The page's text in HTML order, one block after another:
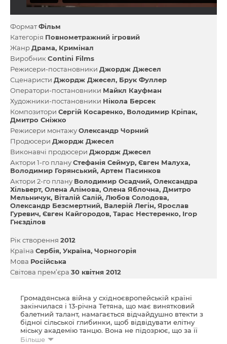
ФорматФільм
Категорія Повнометражний ігровий
ЖанрДрама Кримінал
Виробник Contini Films
Режисери-постановники Джордж Джесел
Сценаристи Джордж Джесел Брук Фуллер
Оператори-постановники Майкл Кауфман
Художники-постановники Нікола Берсек
Композитори Сергій Косаренко Володимир Кріпак
Дмитро Сніжко
Режисери монтажуОлександр Чорний
Продюсери Джордж Джесел
Виконавчі продюсери Джордж Джесел
Актори 1-го плануСтефанія Сеймур Євген Малуха
Володимир Горянський Артем Пасинков
Актори 2-го плану Володимир Осадчий Олександра
Хільверт Олена Алімова Олена Яблочна Дмитро
Мельничук Віталій Салій Любов Солодова
Олександр Безсмертний Валерій Легін Ярослав
Гуревич Євген Кайгородов Тарас Нестеренко Ігор
Гнєзділов
Рік створення 2012
Країна Сербія Україна Чорногорія
Мова Російська
Світова прем’єра 30 квітня 2012
Громадянська війна у східноєвропейській країні
закінчилася і 13-річна Тетяна, що має винятковий
балетний талант, намагається відчайдушно втекти з
бідної сільської глибинки, щоб відвідувати елітну
міську академію танцю. Вона не підозрює, що за її
спиною укладаються угоди, аби продати її в дитячу
Більше